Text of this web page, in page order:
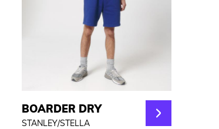
BOARDER DRY
STANLEY/STELLA